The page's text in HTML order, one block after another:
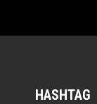
HASHTAG